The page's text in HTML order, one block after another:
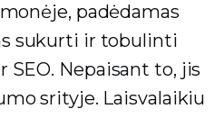
padėdamas
sukurti ir tobulinti
Nepaisant to, jis
srityje. Laisvalaikiu